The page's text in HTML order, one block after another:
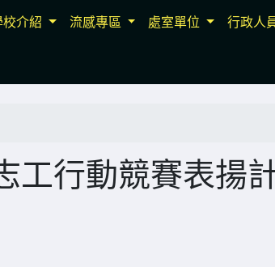
校介紹 流感專區 處室單位 行政人
工行動競賽表揚